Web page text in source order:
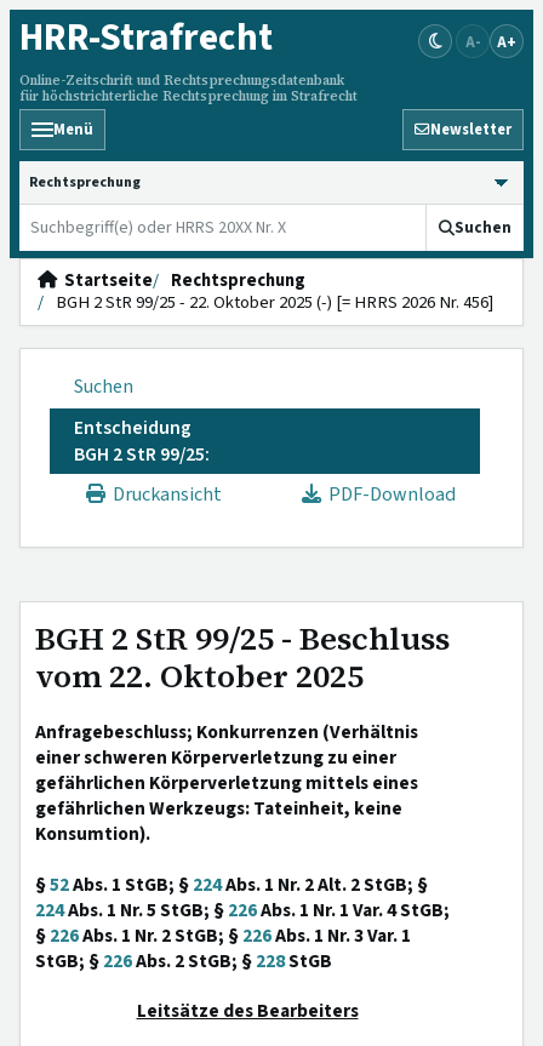
HRR-Strafrecht
Online-Zeitschrift und Rechtsprechungsdatenbank
für höchstrichterliche Rechtsprechung im Strafrecht
A- A+
Menü Newsletter
HRRS durchsuchen
Suchen
Startseite
Rechtsprechung
BGH 2 StR 99/25 - 22. Oktober 2025 (-) [= HRRS 2026 Nr. 456]
Suchen
Entscheidung
BGH 2 StR 99/25:
Druckansicht
PDF-Download
BGH 2 StR 99/25 - Beschluss
vom 22. Oktober 2025
Anfragebeschluss; Konkurrenzen (Verhältnis
einer schweren Körperverletzung zu einer
gefährlichen Körperverletzung mittels eines
gefährlichen Werkzeugs: Tateinheit, keine
Konsumtion).
§52Abs. 1 StGB; §224Abs. 1 Nr. 2 Alt. 2 StGB; §
224Abs. 1 Nr. 5 StGB; §226Abs. 1 Nr. 1 Var. 4 StGB;
§226Abs. 1 Nr. 2 StGB; §226Abs. 1 Nr. 3 Var. 1
StGB; §226Abs. 2 StGB; §228StGB
Leitsätze des Bearbeiters